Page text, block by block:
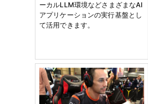
ーカルLLM環境などさまざまなAI
アプリケーションの実行基盤とし
て活用できます。